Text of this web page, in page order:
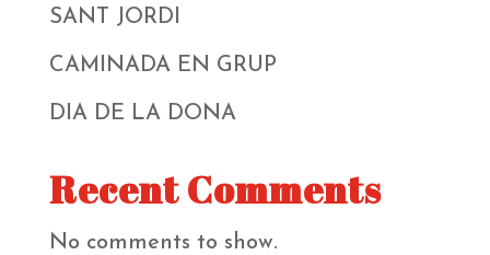
SANT JORDI
CAMINADA EN GRUP
DIA DE LA DONA
Recent Comments
No comments to show.